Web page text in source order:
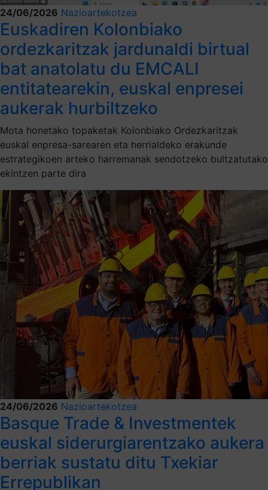
24/06/2026 Nazioartekotzea
Euskadiren Kolonbiako
ordezkaritzak jardunaldi birtual
bat anatolatu du EMCALI
entitatearekin, euskal enpresei
aukerak hurbiltzeko
Mota honetako topaketak Kolonbiako Ordezkaritzak
euskal enpresa-sarearen eta herrialdeko erakunde
estrategikoen arteko harremanak sendotzeko bultzatutako
ekintzen parte dira
24/06/2026 Nazioartekotzea
Basque Trade & Investmentek
euskal siderurgiarentzako aukera
berriak sustatu ditu Txekiar
Errepublikan